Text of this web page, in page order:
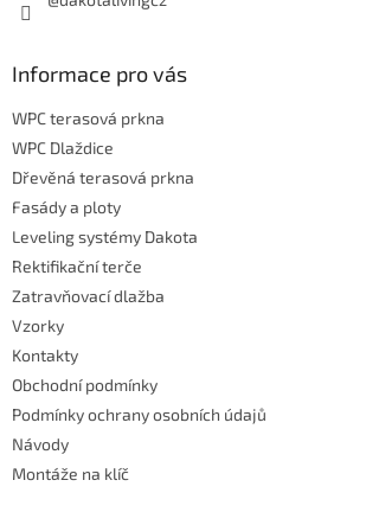
Informace pro vás
WPC terasová prkna
WPC Dlaždice
Dřevěná terasová prkna
Fasády a ploty
Leveling systémy Dakota
Rektifikační terče
Zatravňovací dlažba
Vzorky
Kontakty
Obchodní podmínky
Podmínky ochrany osobních údajů
Návody
Montáže na klíč